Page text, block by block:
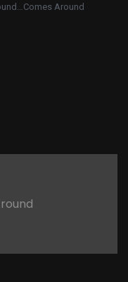
Around